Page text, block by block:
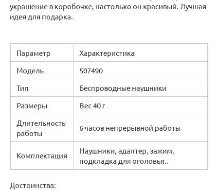
украшение в коробочке, настолько он красивый. Лучшая
идея для подарка.
Параметр
Характеристика
Модель
507490
Тип
Беспроводные наушники
Размеры
Вес 40 г
Длительность
работы
6 часов непрерывной работы
Комплектация
Наушники, адаптер, зажим,
подкладка для оголовья..
Достоинства: